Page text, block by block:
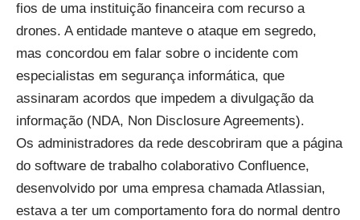
fios de uma instituição financeira com recurso a
drones. A entidade manteve o ataque em segredo,
mas concordou em falar sobre o incidente com
especialistas em segurança informática, que
assinaram acordos que impedem a divulgação da
informação (NDA, Non Disclosure Agreements).
Os administradores da rede descobriram que a página
do software de trabalho colaborativo Confluence,
desenvolvido por uma empresa chamada Atlassian,
estava a ter um comportamento fora do normal dentro